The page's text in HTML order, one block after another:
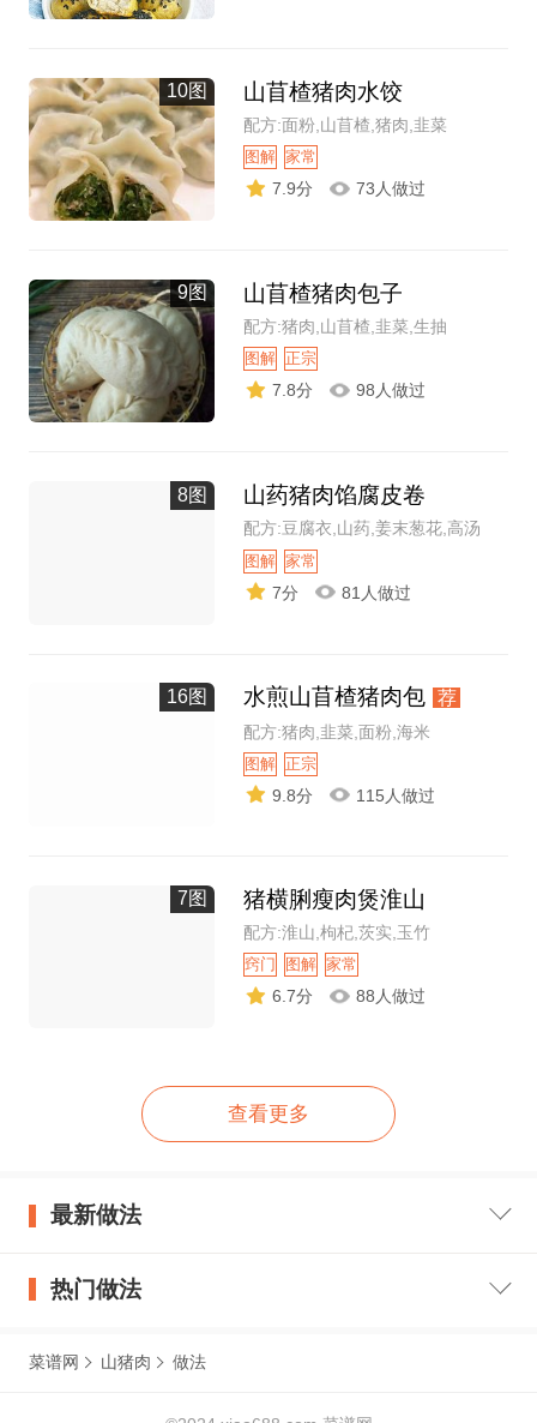
10图 山苜楂猪肉水饺
配方:面粉,山苜楂,猪肉,韭菜
图解 家常
7.9分 73人做过
9图 山苜楂猪肉包子
配方:猪肉,山苜楂,韭菜,生抽
图解 正宗
7.8分 98人做过
8图 山药猪肉馅腐皮卷
配方:豆腐衣,山药,姜末葱花,高汤
图解 家常
7分 81人做过
16图 水煎山苜楂猪肉包 荐
配方:猪肉,韭菜,面粉,海米
图解 正宗
9.8分 115人做过
7图 猪横脷瘦肉煲淮山
配方:淮山,枸杞,茨实,玉竹
窍门 图解 家常
6.7分 88人做过
查看更多
最新做法
热门做法
菜谱网 山猪肉 做法